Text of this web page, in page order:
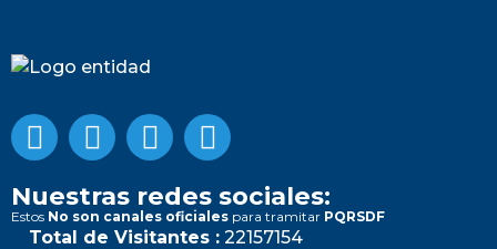
Nuestras redes sociales:
Estos No son canales oficiales para tramitar PQRSDF
Total de Visitantes : 22157154